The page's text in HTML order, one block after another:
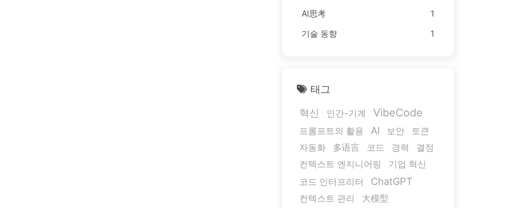
AI思考
1
기술 동향
1
태그
혁신
인간-기계 VibeCode
프롬프트의 활용 AI 보안
토큰
자동화
多语言 코드 경력
결정
컨텍스트 엔지니어링
기업 혁신
코드 인터프리터
ChatGPT
컨텍스트 관리
大模型